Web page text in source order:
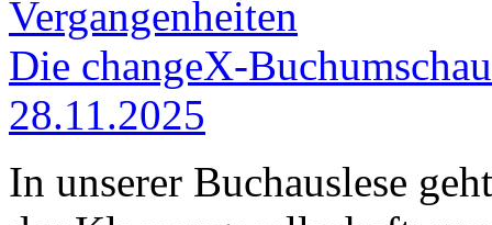
Vergangenheiten
Die changeX-
28.11.2025
In unserer Buchauslese